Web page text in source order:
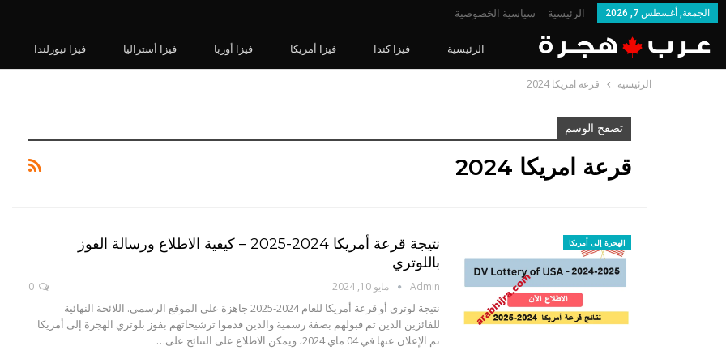
الجمعة, أغسطس 7, 2026 الرئيسية سياسية الخصوصية
الرئيسية فيزا كندا فيزا أمريكا فيزا أوربا فيزا أستراليا فيزا نيوزلندا
الرئيسية قرعة امريكا 2024
تصفح الوسم
قرعة امريكا 2024
الهجرة إلى أمريكا
نتيجة قرعة أمريكا 2024-2025 – كيفية الاطلاع ورسالة الفوز
باللوتري
Admin مايو 10, 2024 0
نتيجة لوتري أو قرعة أمريكا للعام 2024-2025 جاهزة على الموقع الرسمي. اللائحة النهائية
للفائزين الذين تم قبولهم بصفة رسمية والذين قدموا ترشيحاتهم بفوز بلوتري الهجرة إلى أمريكا
تم الإعلان عنها في 04 ماي 2024، ويمكن الاطلاع على النتائج على…